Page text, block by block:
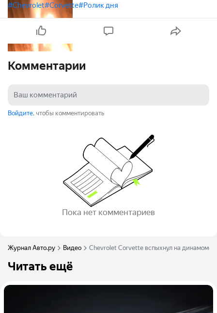
#Chevrolet#Corvette#Ролик дня
Комментарии
Войдите, чтобы комментировать
Пока нет комментариев
Журнал Авто.ру Видео Chevrolet Corvette вспыхнул на
Читать ещё